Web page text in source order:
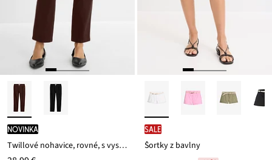
novinka
Twillové nohavice, rovné, s vysokým pásom
SALE
Šortky z bavlny